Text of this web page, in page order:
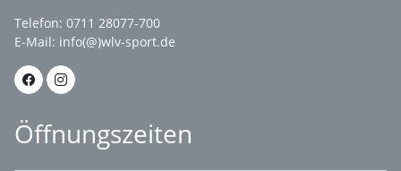
Telefon: 0711 28077-700
E-Mail: info(@)wlv-sport.de
Öffnungszeiten